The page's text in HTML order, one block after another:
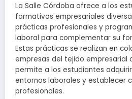
La Salle Córdoba ofrece a los
formativos empresariales
prácticas profesionales y
laboral para complementar su
Estas prácticas se realizan en
empresas del tejido empresarial
permite a los estudiantes
entornos laborales y establecer
profesionales.